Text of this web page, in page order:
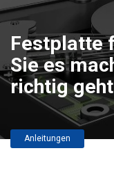
Festplatte
Sie es
richtig geht
Anleitungen